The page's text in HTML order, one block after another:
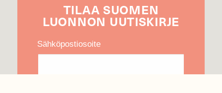
TILAA SUOMEN
LUONNON UUTIS­KIRJE
Sähköpostiosoite